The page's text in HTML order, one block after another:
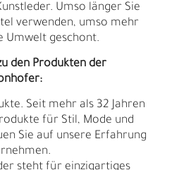
Umso länger Sie
verwenden, umso mehr
Umwelt geschont.
den Produkten der
Seit mehr als 32 Jahren
für Stil, Mode und
Sie auf unsere Erfahrung
steht für einzigartiges